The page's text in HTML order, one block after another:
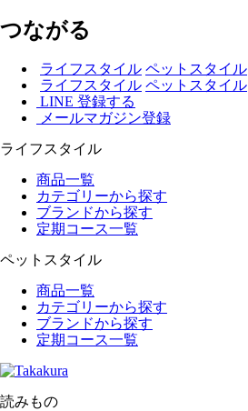
つながる
ライフスタイル ペットスタイル
ライフスタイル ペットスタイル
LINE 登録する
メールマガジン登録
ライフスタイル
商品一覧
カテゴリーから探す
ブランドから探す
定期コース一覧
ペットスタイル
商品一覧
カテゴリーから探す
ブランドから探す
定期コース一覧
読みもの